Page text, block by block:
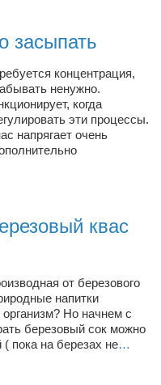
засыпать
концентрация,
ненужно.
когда
эти процессы.
напрягает очень
квас
от березового
напитки
Но начнем с
березовый сок можно
( пока на березах не…